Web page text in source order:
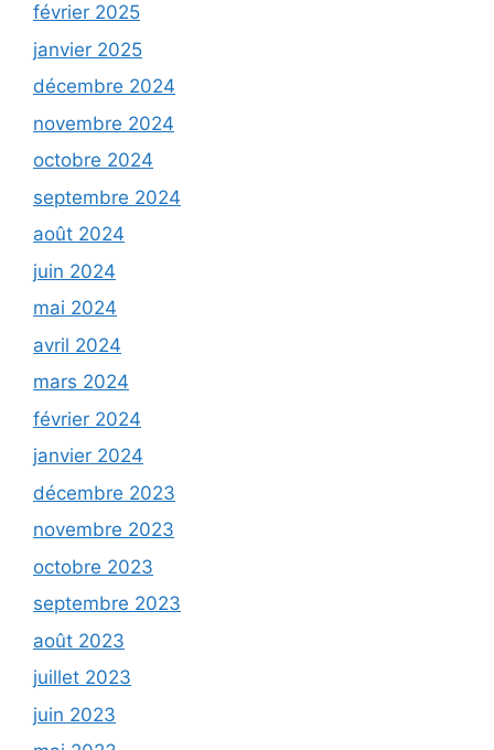
février 2025
janvier 2025
décembre 2024
novembre 2024
octobre 2024
septembre 2024
août 2024
juin 2024
mai 2024
avril 2024
mars 2024
février 2024
janvier 2024
décembre 2023
novembre 2023
octobre 2023
septembre 2023
août 2023
juillet 2023
juin 2023